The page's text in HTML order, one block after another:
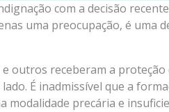
com a decisão
uma preocupação, é uma
outros receberam a
É inadmissível que a
modalidade precária e